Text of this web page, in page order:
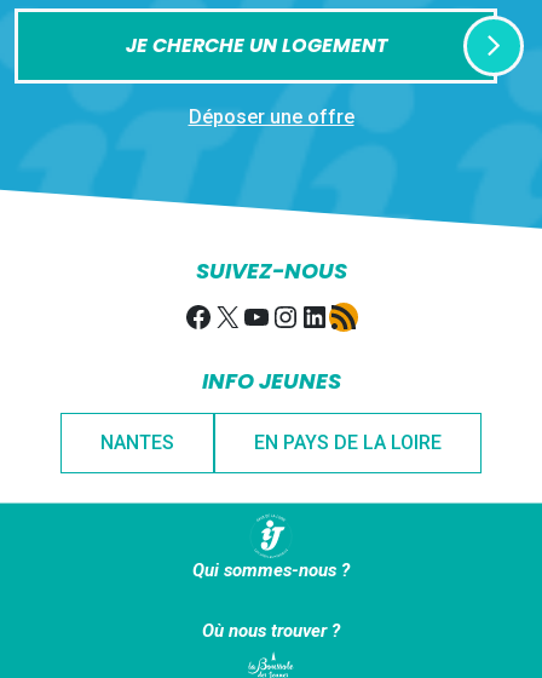
JE CHERCHE UN LOGEMENT
Déposer une offre
SUIVEZ-NOUS
Facebook
X YouTube
Instagram
LinkedIn
Flux RSS
INFO JEUNES
NANTES EN PAYS DE LA LOIRE
Qui sommes-nous ?
Où nous trouver ?